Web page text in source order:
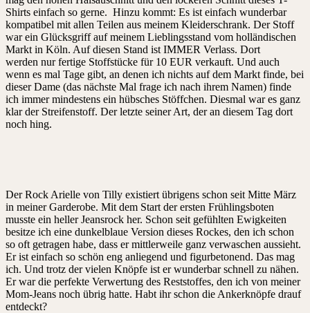
Shirts einfach so gerne. Hinzu kommt: Es ist einfach wunderbar
kompatibel mit allen Teilen aus meinem Kleiderschrank. Der Stoff
war ein Glücksgriff auf meinem Lieblingsstand vom holländischen
Markt in Köln. Auf diesen Stand ist IMMER Verlass. Dort
werden nur fertige Stoffstücke für 10 EUR verkauft. Und auch
wenn es mal Tage gibt, an denen ich nichts auf dem Markt finde, bei
dieser Dame (das nächste Mal frage ich nach ihrem Namen) finde
ich immer mindestens ein hübsches Stöffchen. Diesmal war es ganz
klar der Streifenstoff. Der letzte seiner Art, der an diesem Tag dort
noch hing.
Der Rock Arielle von Tilly existiert übrigens schon seit Mitte März
in meiner Garderobe. Mit dem Start der ersten Frühlingsboten
musste ein heller Jeansrock her. Schon seit gefühlten Ewigkeiten
besitze ich eine dunkelblaue Version dieses Rockes, den ich schon
so oft getragen habe, dass er mittlerweile ganz verwaschen aussieht.
Er ist einfach so schön eng anliegend und figurbetonend. Das mag
ich. Und trotz der vielen Knöpfe ist er wunderbar schnell zu nähen.
Er war die perfekte Verwertung des Reststoffes, den ich von meiner
Mom-Jeans noch übrig hatte. Habt ihr schon die Ankerknöpfe drauf
entdeckt?